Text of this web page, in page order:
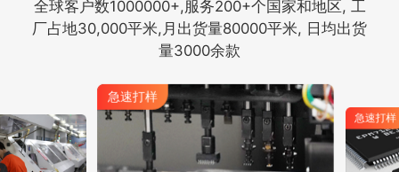
全球客户数1000000+,服务200+个国家和地区, 工
厂占地30,000平米,月出货量80000平米, 日均出货
量3000余款
急速打样
急速打样